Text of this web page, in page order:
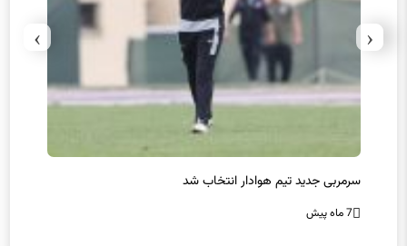
سرمربی جدید تیم هوادار انتخاب شد
7 ماه پیش
‹
›